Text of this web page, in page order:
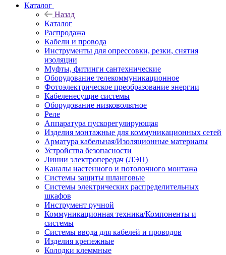
Каталог
Назад
Каталог
Распродажа
Кабели и провода
Инструменты для опрессовки, резки, снятия
изоляции
Муфты, фитинги сантехнические
Оборудование телекоммуникационное
Фотоэлектрическое преобразование энергии
Кабеленесущие системы
Оборудование низковольтное
Реле
Аппаратура пускорегулирующая
Изделия монтажные для коммуникационных сетей
Арматура кабельная/Изоляционные материалы
Устройства безопасности
Линии электропередач (ЛЭП)
Каналы настенного и потолочного монтажа
Системы защиты шланговые
Системы электрических распределительных
шкафов
Инструмент ручной
Коммуникационная техника/Компоненты и
системы
Системы ввода для кабелей и проводов
Изделия крепежные
Колодки клеммные